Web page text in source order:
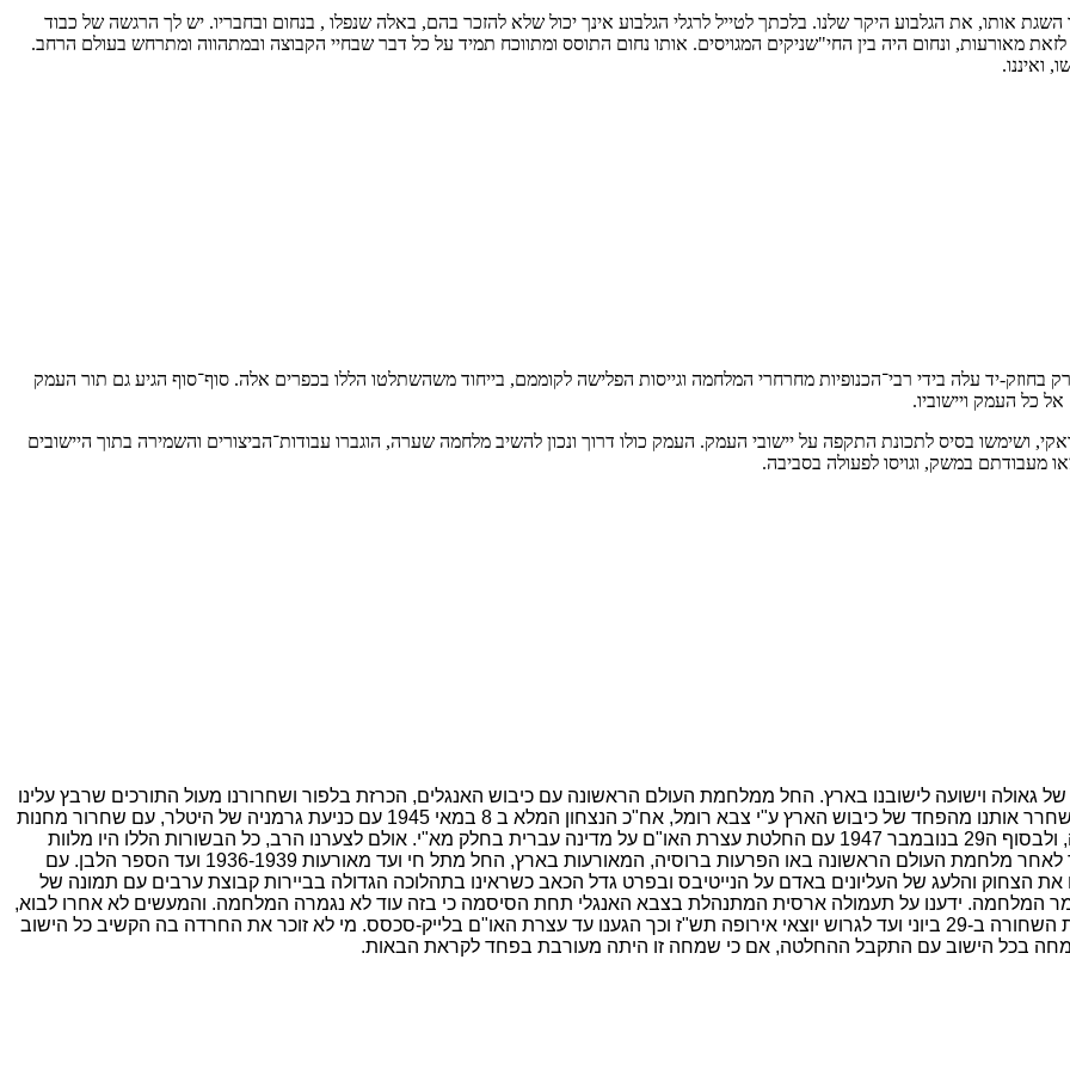
אותו, את הגלבוע היקר שלנו. בלכתך לטייל לרגלי הגלבוע אינך יכול שלא להזכר בהם, באלה שנפלו , בנחום ובחבריו. יש לך הרגשה של כבוד
לזאת מאורעות, ונחום היה בין החי"שניקים המגויסים. אותו נחום התוסס ומתווכח תמיד על כל דבר שבחיי הקבוצה ובמתהווה ומתרחש בעולם הרחב.
ואיננו.
יד עלה בידי רבי־הכנופיות מחרחרי המלחמה וגייסות הפלישה לקוממם, בייחוד משהשתלטו הללו בכפרים אלה. סוף־סוף הגיע גם תור העמק
כל העמק ויישוביו.
ושימשו בסיס לתכונת התקפה על יישובי העמק. העמק כולו דרוך ונכון להשיב מלחמה שערה, הוגברו עבודות־הביצורים והשמירה בתוך היישובים
מעבו­דתם במשק, וגויסו לפעולה בסביבה.
גאולה וישועה לישובנו בארץ. החל ממלחמת העולם הראשונה עם כיבוש האנגלים, הכרזת בלפור ושחרורנו מעול התורכים שרבץ עלינו
בפרט בסוף המלחמה בהרגישם את מפלתם, הנצחון באל-עלמיין, ששחרר אותנו מהפחד של כיבוש הארץ ע"י צבא רומל, אח"כ הנצחון המלא ב 8 במאי 1945 עם כניעת גרמניה של היטלר, עם שחרור מחנות
הריכוז והמגע הראשון של אנשי הבריגדה עם עצורי המחנות באירופה, ולבסוף ה29 בנובמבר 1947 עם החלטת עצרת האו"ם על מדינה עברית בחלק מא"י. אולם לצערנו הרב, כל הבשורות הללו היו מלוות
אח"כ באכזבות ועננים כבדים היו מכסים את הזוהר של הבשורות. וכך לאחר מלחמת העולם הראשונה באו הפרעות ברוסיה, המאורעות בארץ, החל מתל חי ועד מאורעות 1936-1939 ועד הספר הלבן. עם
את הצחוק והלעג של העליונים באדם על הנייטיבס ובפרט גדל הכאב כשראינו בתהלוכה הגדולה בביירות קבוצת ערבים עם תמונה של
גמר המלחמה. ידענו על תעמולה ארסית המתנהלת בצבא האנגלי תחת הסיסמה כי בזה עוד לא נגמרה המלחמה. והמעשים לא אחרו לבוא,
נערך הציד על אוניות המעפילים, החלו החיפושים במשקים ועד לשבת השחורה ב-29 ביוני ועד לגרוש יוצאי אירופה תש"ז וכך הגענו עד עצרת האו"ם בלייק-סכסס. מי לא זוכר את החרדה בה הקשיב כל הישוב
בכל הישוב עם התקבל ההחלטה, אם כי שמחה זו היתה מעורבת בפחד לקראת הבאות.